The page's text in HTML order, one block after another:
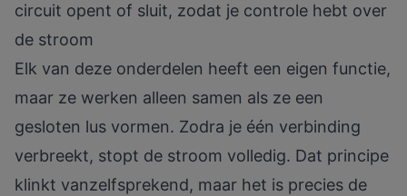
circuit opent of sluit, zodat je controle hebt over
de stroom
Elk van deze onderdelen heeft een eigen functie,
maar ze werken alleen samen als ze een
gesloten lus vormen. Zodra je één verbinding
verbreekt, stopt de stroom volledig. Dat principe
klinkt vanzelfsprekend, maar het is precies de